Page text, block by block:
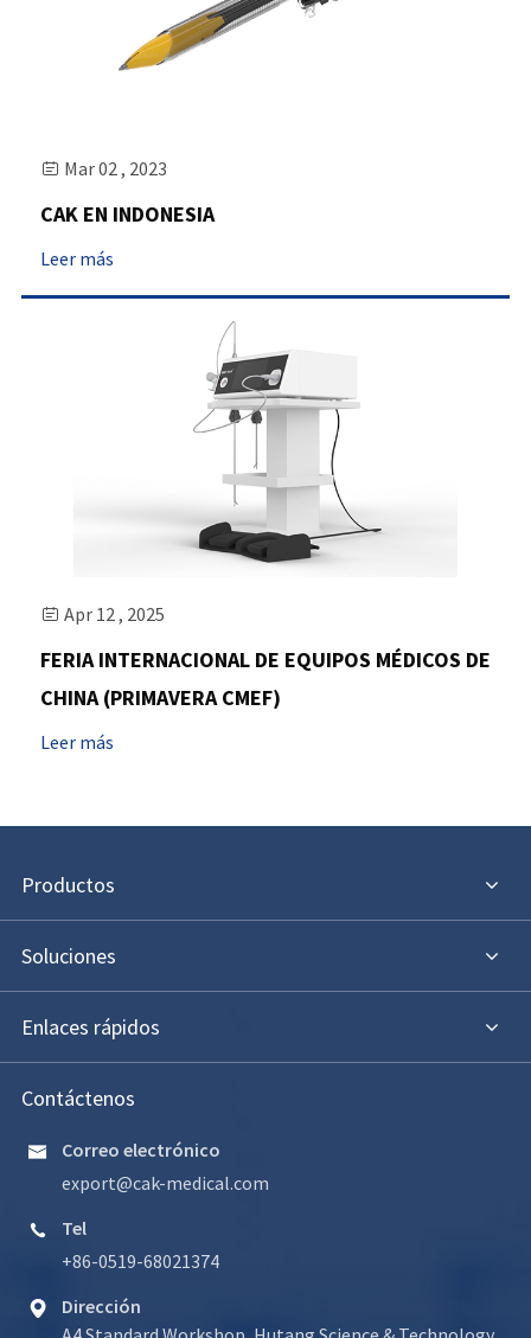
 Mar 02 , 2023
CAK EN INDONESIA
Leer más
 Apr 12 , 2025
FERIA INTERNACIONAL DE EQUIPOS MÉDICOS DE
CHINA (PRIMAVERA CMEF)
Leer más
Productos
Soluciones
Enlaces rápidos
Contáctenos

Correo electrónico
export@cak-medical.com

Tel
+86-0519-68021374

Dirección